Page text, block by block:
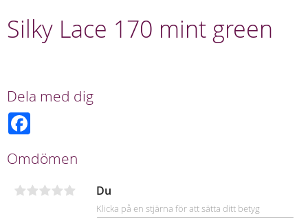
Silky Lace 170 mint green
Dela med dig
b
o
k
Omdömen
Du
Klicka på en stjärna för att sätta ditt betyg